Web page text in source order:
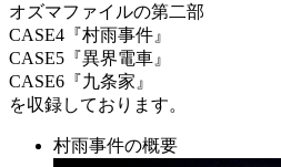
オズマファイルの第二部
CASE4『村雨事件』
CASE5『異界電車』
CASE6『九条家』
を収録しております。
村雨事件の概要